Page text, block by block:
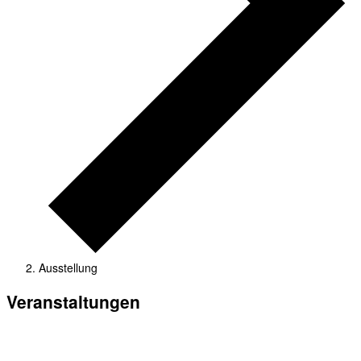
Ausstellung
Veranstaltungen